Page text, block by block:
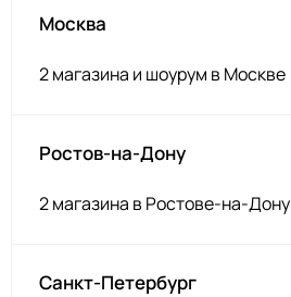
Москва
2 магазина и шоурум в Москве
Ростов-на-Дону
2 магазина в Ростове-на-Дону
Санкт-Петербург